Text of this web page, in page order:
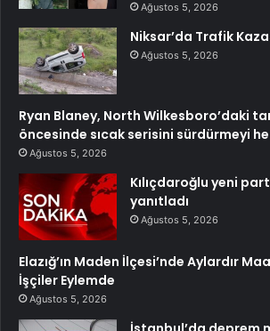
Ağustos 5, 2026
Niksar’da Trafik
Ağustos 5, 2026
Ryan Blaney, North Wilkesboro’daki
öncesinde sıcak serisini sürdürmeyi
Ağustos 5, 2026
Kılıçdaroğlu yeni
yanıtladı
Ağustos 5, 2026
Elazığ’ın Maden İlçesi’nde Aylardır
İşçiler Eylemde
Ağustos 5, 2026